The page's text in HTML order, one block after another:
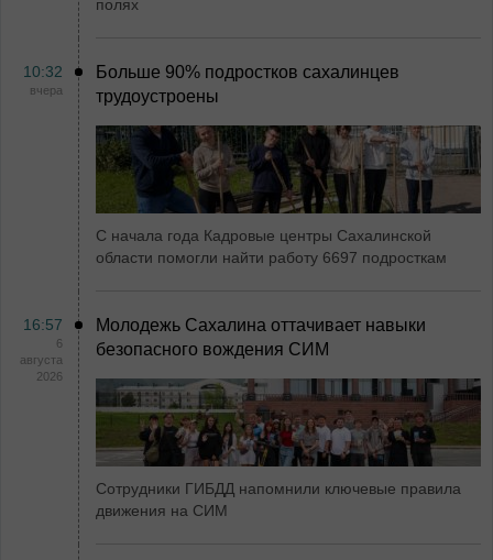
полях
10:32
вчера
Больше 90% подростков сахалинцев
трудоустроены
С начала года Кадровые центры Сахалинской
области помогли найти работу 6697 подросткам
16:57
6
августа
2026
Молодежь Сахалина оттачивает навыки
безопасного вождения СИМ
Сотрудники ГИБДД напомнили ключевые правила
движения на СИМ